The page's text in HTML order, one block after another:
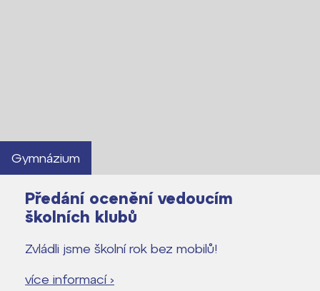
Gymnázium
Předání ocenění vedoucím
školních klubů
Zvládli jsme školní rok bez mobilů!
více informací ›